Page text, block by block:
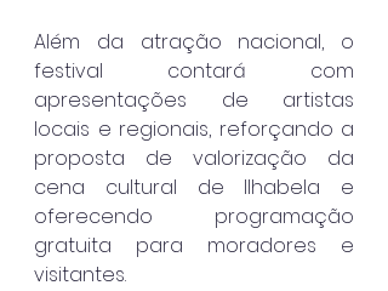
Além da atração nacional, o
festival contará com
apresentações de artistas
locais e regionais, reforçando a
proposta de valorização da
cena cultural de Ilhabela e
oferecendo programação
gratuita para moradores e
visitantes.